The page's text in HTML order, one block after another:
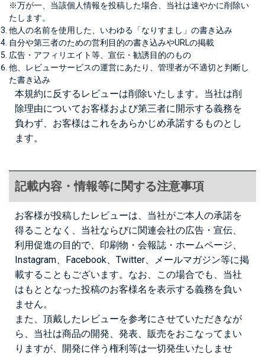
※万が一、当該個人情報を投稿した場合、当社は速やかに削除い
たします。
他人の名前を使用した、いわゆる「なりすまし」の書き込み
自分や第三者のための営利目的の書き込みやURLの掲載
広告・アフィリエイト等、宣伝・勧誘目的のもの
他、レビューサービスの運営にあたり、管理者が不適切と判断し
た書き込み
本規約に反するレビューは削除いたします。当社は削
除理由についてお客様および第三者に開示する義務を
負わず、お客様はこれをあらかじめ承諾するものとし
ます。
記載内容・情報等に関する注意事項
お客様が投稿したレビューは、当社がご本人の承諾を
得ることなく、当社ならびに関連会社の広告・宣伝、
利用促進の目的で、印刷物・会報誌・ホームページ、
Instagram、Facebook、Twitter、メールマガジン等に掲
載することもございます。なお、この場合でも、当社
はもととなった投稿のお客様名を表示する義務を負い
ません。
また、頂戴したレビューを参考にさせていただきなが
ら、当社は商品の開発、発表、販売をおこなってまい
りますが、開発に伴う権利等は一切発生いたしませ